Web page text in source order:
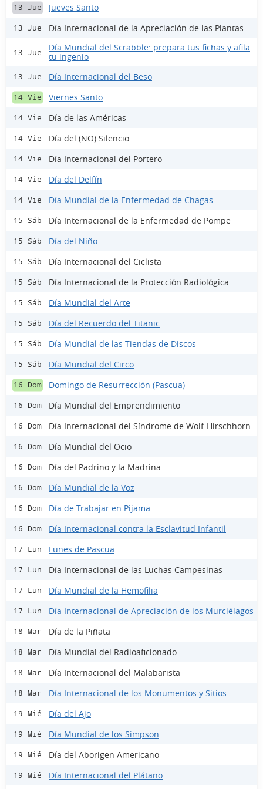
13 Jue Jueves Santo
13 Jue Día Internacional de la Apreciación de las Plantas
13 Jue
Día Mundial del Scrabble: prepara tus fichas y afila
tu ingenio
13 Jue Día Internacional del Beso
14 Vie Viernes Santo
14 Vie Día de las Américas
14 Vie Día del (NO) Silencio
14 Vie Día Internacional del Portero
14 Vie Día del Delfín
14 Vie Día Mundial de la Enfermedad de Chagas
15 Sáb Día Internacional de la Enfermedad de Pompe
15 Sáb Día del Niño
15 Sáb Día Internacional del Ciclista
15 Sáb Día Internacional de la Protección Radiológica
15 Sáb Día Mundial del Arte
15 Sáb Día del Recuerdo del Titanic
15 Sáb Día Mundial de las Tiendas de Discos
15 Sáb Día Mundial del Circo
16 Dom Domingo de Resurrección (Pascua)
16 Dom Día Mundial del Emprendimiento
16 Dom Día Internacional del Síndrome de Wolf-Hirschhorn
16 Dom Día Mundial del Ocio
16 Dom Día del Padrino y la Madrina
16 Dom Día Mundial de la Voz
16 Dom Día de Trabajar en Pijama
16 Dom Día Internacional contra la Esclavitud Infantil
17 Lun Lunes de Pascua
17 Lun Día Internacional de las Luchas Campesinas
17 Lun Día Mundial de la Hemofilia
17 Lun Día Internacional de Apreciación de los Murciélagos
18 Mar Día de la Piñata
18 Mar Día Mundial del Radioaficionado
18 Mar Día Internacional del Malabarista
18 Mar Día Internacional de los Monumentos y Sitios
19 Mié Día del Ajo
19 Mié Día Mundial de los Simpson
19 Mié Día del Aborigen Americano
19 Mié Día Internacional del Plátano